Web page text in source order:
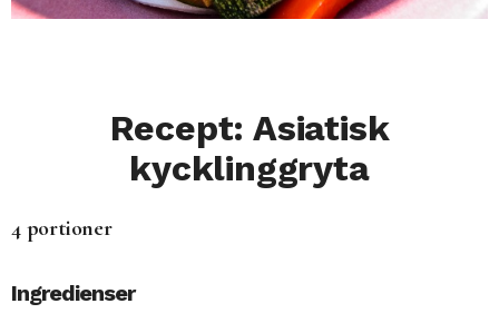
Recept: Asiatisk
kycklinggryta
4 portioner
Ingredienser